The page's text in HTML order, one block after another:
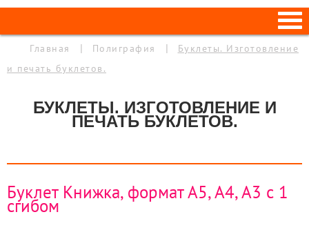
Главная | Полиграфия |
Буклеты. Изготовление
и печать буклетов.
БУКЛЕТЫ. ИЗГОТОВЛЕНИЕ И
ПЕЧАТЬ БУКЛЕТОВ.
Буклет Книжка, формат А5, А4, А3 с 1
сгибом